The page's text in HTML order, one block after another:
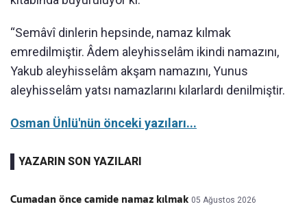
“Semâvî dinlerin hepsinde, namaz kılmak
emredilmiştir. Âdem aleyhisselâm ikindi namazını,
Yakub aleyhisselâm akşam namazını, Yunus
aleyhisselâm yatsı namazlarını kılarlardı denilmiştir.
Osman Ünlü'nün önceki yazıları...
YAZARIN SON YAZILARI
Cumadan önce camide namaz kılmak 05 Ağustos 2026